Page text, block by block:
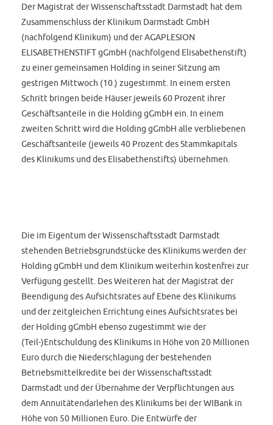
Der Magistrat der Wissenschaftsstadt Darmstadt hat dem
Zusammenschluss der Klinikum Darmstadt GmbH
(nachfolgend Klinikum) und der AGAPLESION
ELISABETHENSTIFT gGmbH (nachfolgend Elisabethenstift)
zu einer gemeinsamen Holding in seiner Sitzung am
gestrigen Mittwoch (10.) zugestimmt. In einem ersten
Schritt bringen beide Häuser jeweils 60 Prozent ihrer
Geschäftsanteile in die Holding gGmbH ein. In einem
zweiten Schritt wird die Holding gGmbH alle verbliebenen
Geschäftsanteile (jeweils 40 Prozent des Stammkapitals
des Klinikums und des Elisabethenstifts) übernehmen.
Die im Eigentum der Wissenschaftsstadt Darmstadt
stehenden Betriebsgrundstücke des Klinikums werden der
Holding gGmbH und dem Klinikum weiterhin kostenfrei zur
Verfügung gestellt. Des Weiteren hat der Magistrat der
Beendigung des Aufsichtsrates auf Ebene des Klinikums
und der zeitgleichen Errichtung eines Aufsichtsrates bei
der Holding gGmbH ebenso zugestimmt wie der
(Teil-)Entschuldung des Klinikums in Höhe von 20 Millionen
Euro durch die Niederschlagung der bestehenden
Betriebsmittelkredite bei der Wissenschaftsstadt
Darmstadt und der Übernahme der Verpflichtungen aus
dem Annuitätendarlehen des Klinikums bei der WIBank in
Höhe von 50 Millionen Euro. Die Entwürfe der